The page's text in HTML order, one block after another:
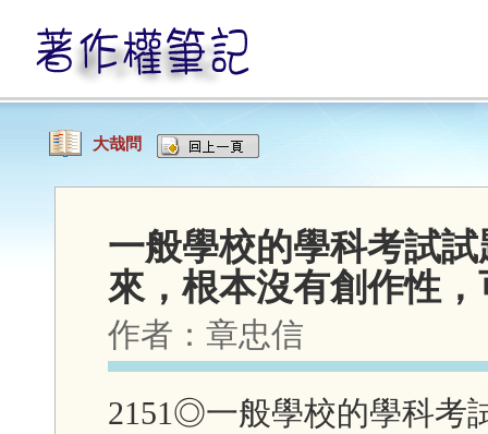
大哉問
一般學校的學科考試
來，根本沒有創作性
作者： 章忠信
2151◎一般學校的學科考